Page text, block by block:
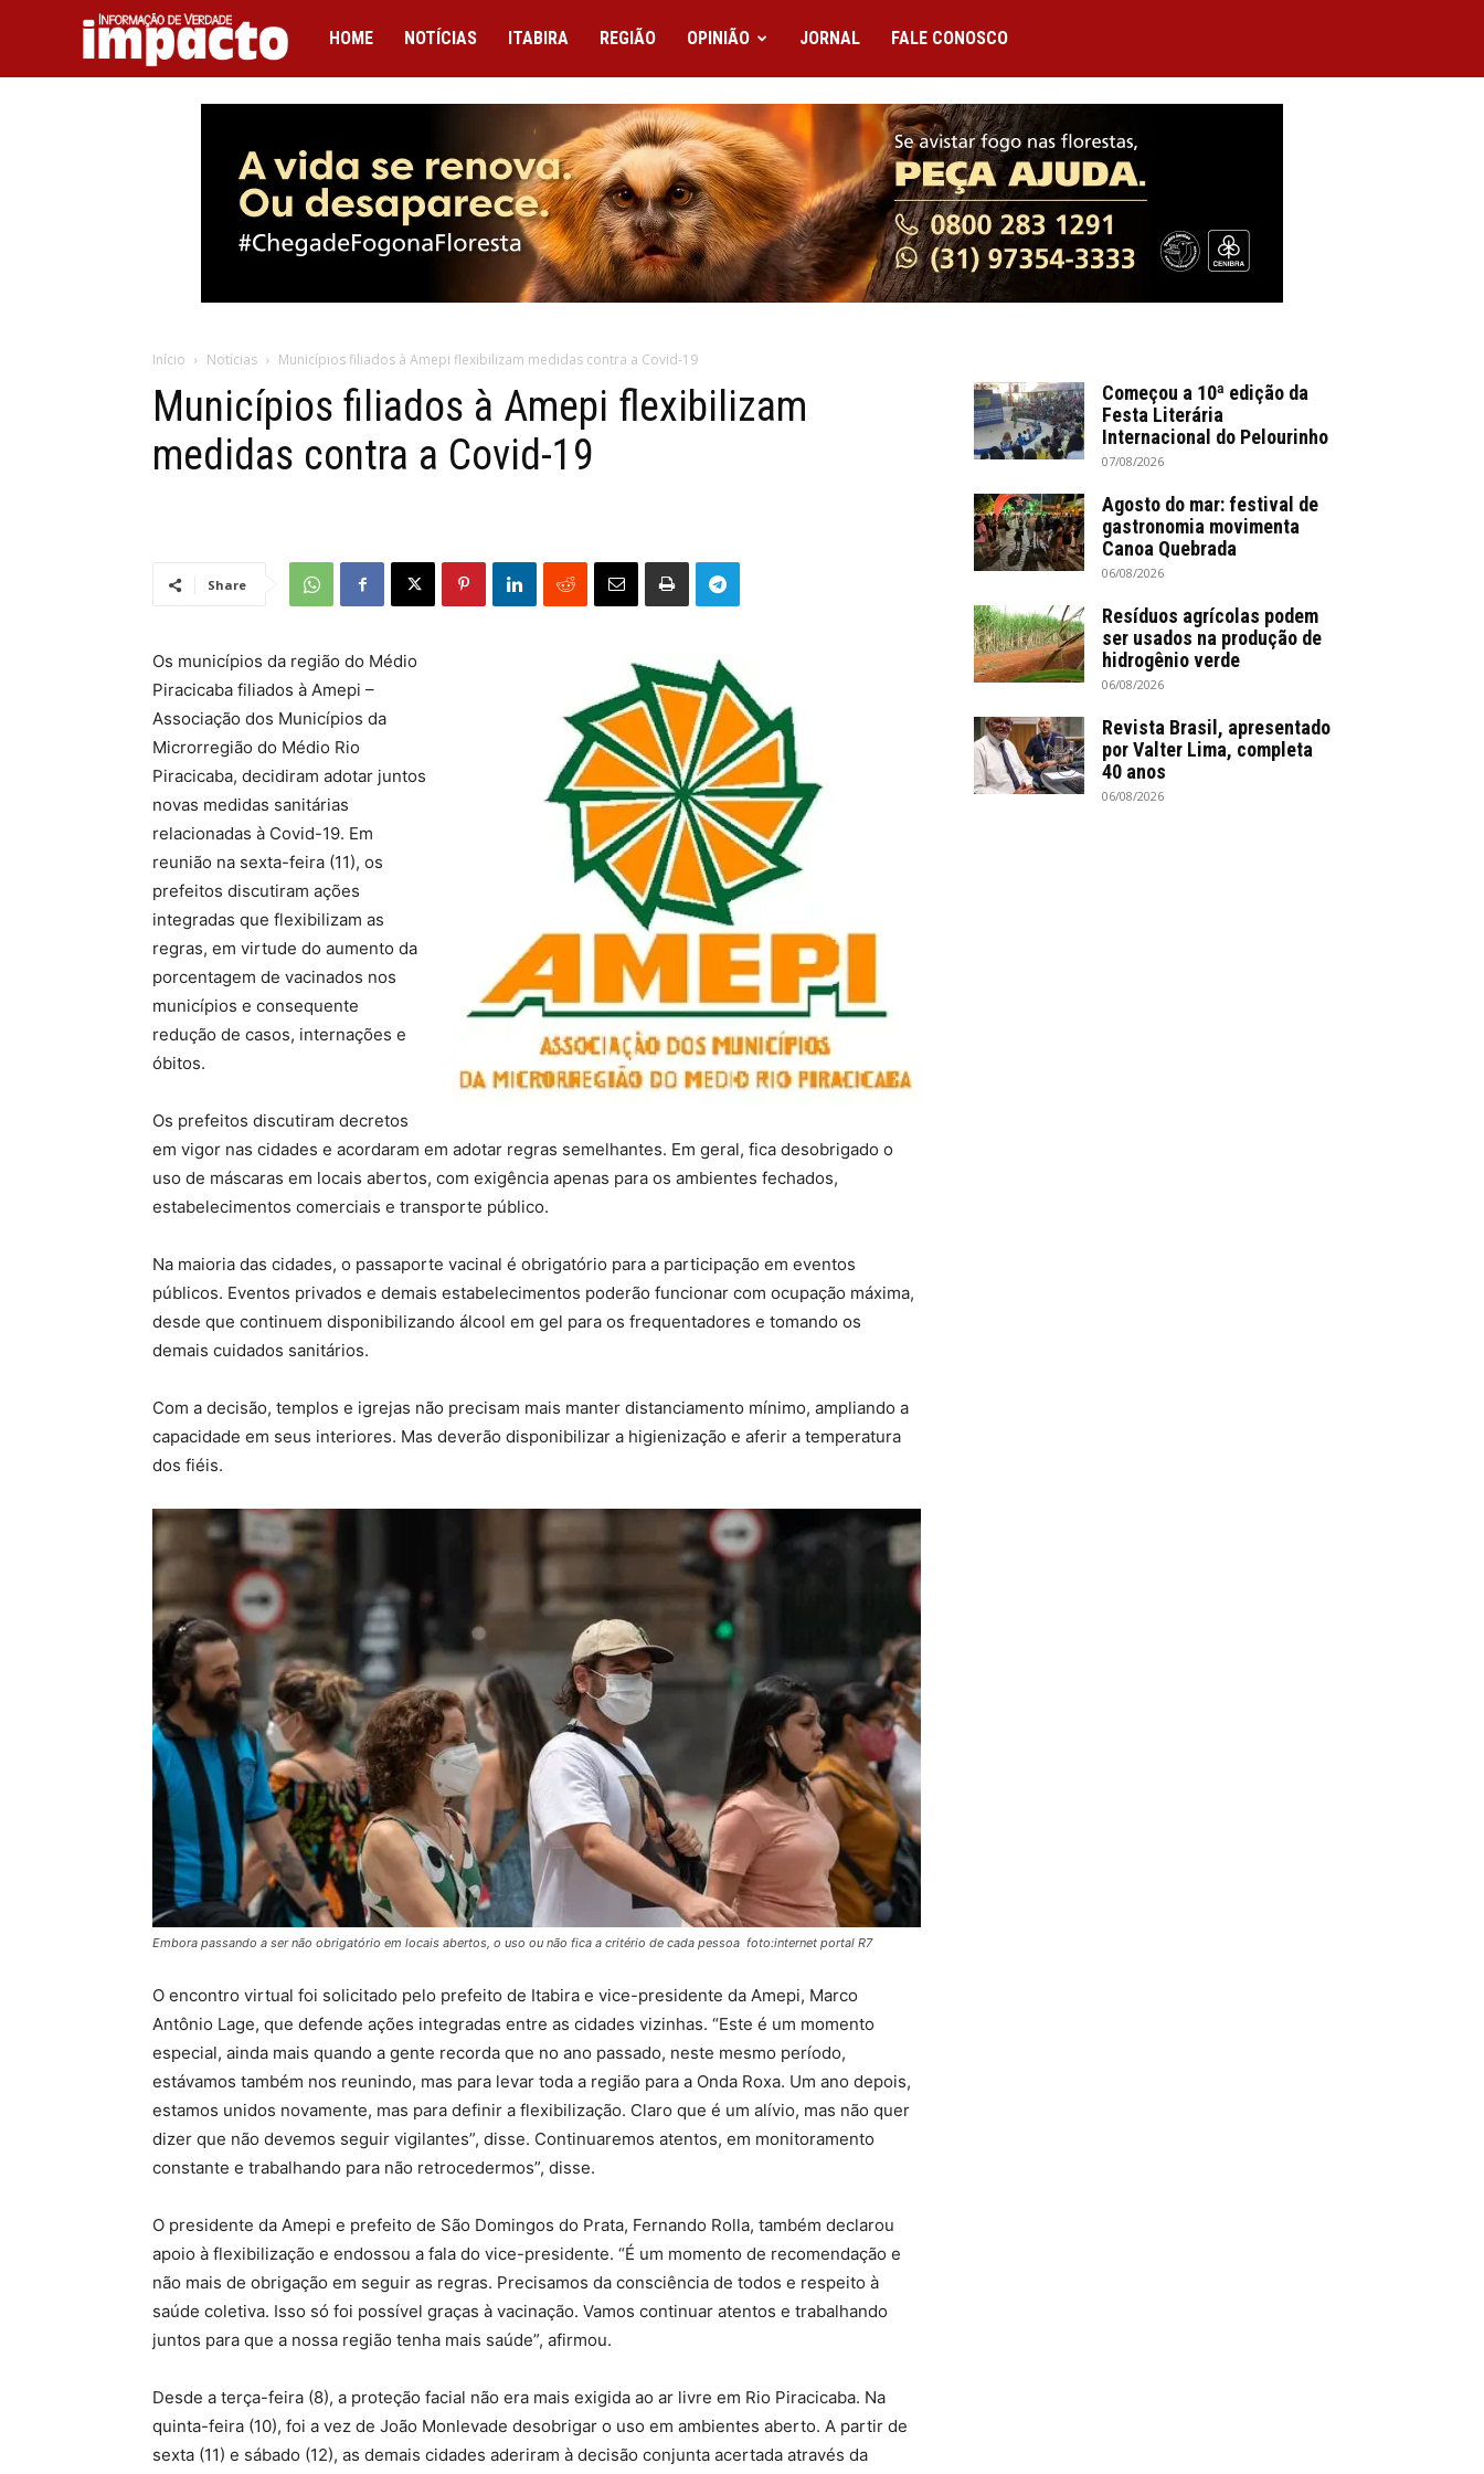
IMPACTO
HOME NOTÍCIAS ITABIRA REGIÃO OPINIÃO JORNAL FALE CONOSCO
Início Notícias Municípios filiados à Amepi flexibilizam medidas contra a Covid-19
Municípios filiados à Amepi flexibilizam
medidas contra a Covid-19
Share
Os municípios da região do Médio
Piracicaba filiados à Amepi –
Associação dos Municípios da
Microrregião do Médio Rio
Piracicaba, decidiram adotar juntos
novas medidas sanitárias
relacionadas à Covid-19. Em
reunião na sexta-feira (11), os
prefeitos discutiram ações
integradas que flexibilizam as
regras, em virtude do aumento da
porcentagem de vacinados nos
municípios e consequente
redução de casos, internações e
óbitos.
Os prefeitos discutiram decretos
em vigor nas cidades e acordaram em adotar regras semelhantes. Em geral, fica desobrigado o
uso de máscaras em locais abertos, com exigência apenas para os ambientes fechados,
estabelecimentos comerciais e transporte público.
Na maioria das cidades, o passaporte vacinal é obrigatório para a participação em eventos
públicos. Eventos privados e demais estabelecimentos poderão funcionar com ocupação máxima,
desde que continuem disponibilizando álcool em gel para os frequentadores e tomando os
demais cuidados sanitários.
Com a decisão, templos e igrejas não precisam mais manter distanciamento mínimo, ampliando a
capacidade em seus interiores. Mas deverão disponibilizar a higienização e aferir a temperatura
dos fiéis.
Embora passando a ser não obrigatório em locais abertos, o uso ou não fica a critério de cada pessoa foto:internet portal R7
O encontro virtual foi solicitado pelo prefeito de Itabira e vice-presidente da Amepi, Marco
Antônio Lage, que defende ações integradas entre as cidades vizinhas. “Este é um momento
especial, ainda mais quando a gente recorda que no ano passado, neste mesmo período,
estávamos também nos reunindo, mas para levar toda a região para a Onda Roxa. Um ano depois,
estamos unidos novamente, mas para definir a flexibilização. Claro que é um alívio, mas não quer
dizer que não devemos seguir vigilantes”, disse. Continuaremos atentos, em monitoramento
constante e trabalhando para não retrocedermos”, disse.
O presidente da Amepi e prefeito de São Domingos do Prata, Fernando Rolla, também declarou
apoio à flexibilização e endossou a fala do vice-presidente. “É um momento de recomendação e
não mais de obrigação em seguir as regras. Precisamos da consciência de todos e respeito à
saúde coletiva. Isso só foi possível graças à vacinação. Vamos continuar atentos e trabalhando
juntos para que a nossa região tenha mais saúde”, afirmou.
Desde a terça-feira (8), a proteção facial não era mais exigida ao ar livre em Rio Piracicaba. Na
quinta-feira (10), foi a vez de João Monlevade desobrigar o uso em ambientes aberto. A partir de
sexta (11) e sábado (12), as demais cidades aderiram à decisão conjunta acertada através da
Começou a 10ª edição da
Festa Literária
Internacional do Pelourinho
07/08/2026
Agosto do mar: festival de
gastronomia movimenta
Canoa Quebrada
06/08/2026
Resíduos agrícolas podem
ser usados na produção de
hidrogênio verde
06/08/2026
Revista Brasil, apresentado
por Valter Lima, completa
40 anos
06/08/2026